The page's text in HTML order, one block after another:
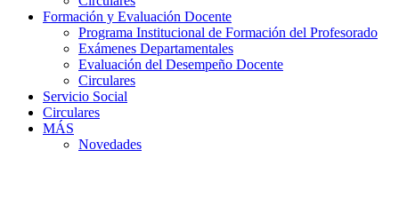
Formación y Evaluación Docente
Programa Institucional de Formación del Profesorado
Exámenes Departamentales
Evaluación del Desempeño Docente
Circulares
Servicio Social
Circulares
MÁS
Novedades